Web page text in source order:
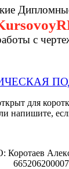
с
для
напишите,
Коротаев
665206200007